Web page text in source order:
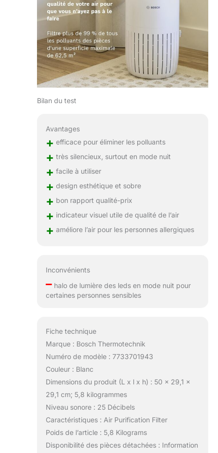
Bilan du test
Avantages
+ efficace pour éliminer les polluants
+ très silencieux, surtout en mode nuit
+ facile à utiliser
+ design esthétique et sobre
+ bon rapport qualité-prix
+ indicateur visuel utile de qualité de l’air
+ améliore l’air pour les personnes allergiques
Inconvénients
–halo de lumière des leds en mode nuit pour
certaines personnes sensibles
Fiche technique
Marque : Bosch Thermotechnik
Numéro de modèle : 7733701943
Couleur : Blanc
Dimensions du produit (L x l x h) : 50 x 29,1 x
29,1 cm; 5,8 kilogrammes
Niveau sonore : 25 Décibels
Caractéristiques : Air Purification Filter
Poids de l’article : 5,8 Kilograms
Disponibilité des pièces détachées : Information